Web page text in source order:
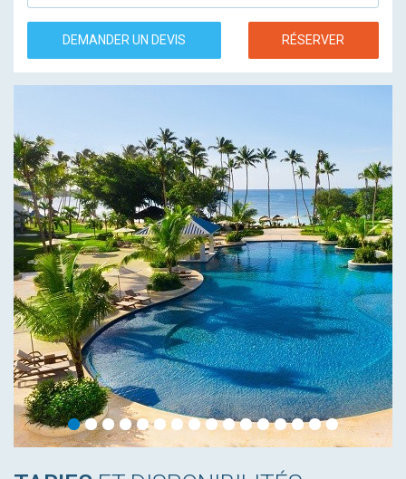
DEMANDER UN DEVIS RÉSERVER